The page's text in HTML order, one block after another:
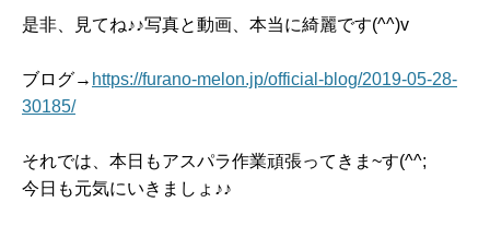
是非、見てね♪♪写真と動画、本当に綺麗です(^^)v
ブログ→ https://furano-melon.jp/official-blog/2019-05-28-
30185/
それでは、本日もアスパラ作業頑張ってきま~す(^^;
今日も元気にいきましょ♪♪